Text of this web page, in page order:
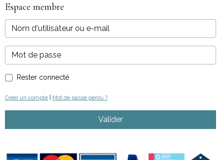
Espace membre
Rester connecté
Créer un compte | Mot de passe perdu ?
Valider